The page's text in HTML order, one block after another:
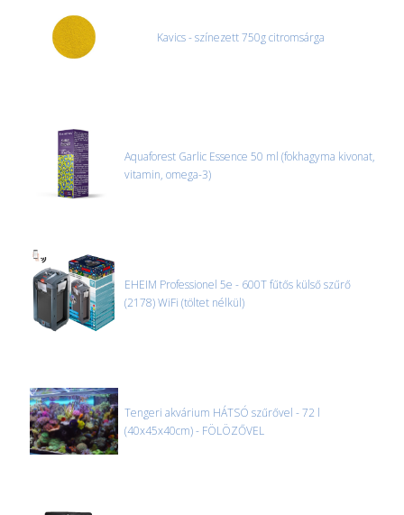
Kavics - színezett 750g citromsárga
Aquaforest Garlic Essence 50 ml (fokhagyma kivonat,
vitamin, omega-3)
EHEIM Professionel 5e - 600T fűtős külső szűrő
(2178) WiFi (töltet nélkül)
Tengeri akvárium HÁTSÓ szűrővel - 72 l
(40x45x40cm) - FÖLÖZŐVEL